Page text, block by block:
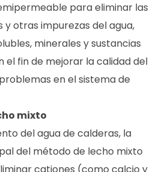
para eliminar las
y otras impurezas del agua,
minerales y sustancias
el fin de mejorar la calidad del
en el sistema de
mixto
del agua de calderas, la
del método de lecho mixto